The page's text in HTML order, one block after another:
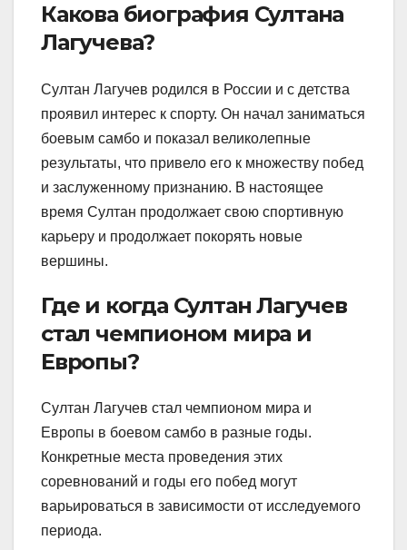
Какова биография Султана
Лагучева?
Султан Лагучев родился в России и с детства
проявил интерес к спорту. Он начал заниматься
боевым самбо и показал великолепные
результаты, что привело его к множеству побед
и заслуженному признанию. В настоящее
время Султан продолжает свою спортивную
карьеру и продолжает покорять новые
вершины.
Где и когда Султан Лагучев
стал чемпионом мира и
Европы?
Султан Лагучев стал чемпионом мира и
Европы в боевом самбо в разные годы.
Конкретные места проведения этих
соревнований и годы его побед могут
варьироваться в зависимости от исследуемого
периода.